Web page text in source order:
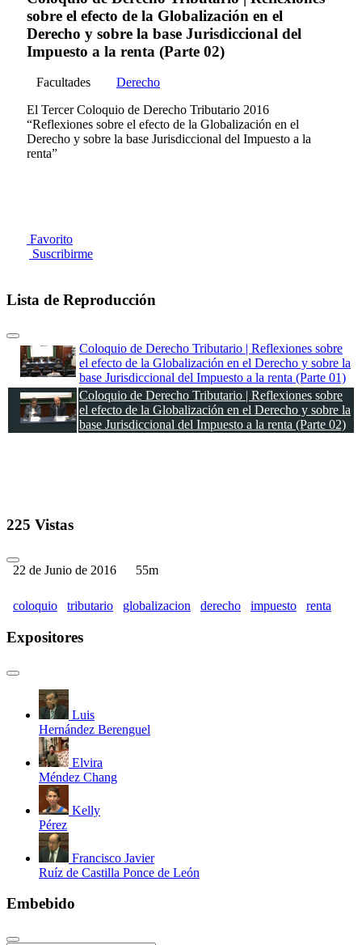
sobre el efecto de la Globalización en el
Derecho y sobre la base Jurisdiccional del
Impuesto a la renta (Parte 02)
Facultades
Derecho
El Tercer Coloquio de Derecho Tributario 2016
“Reflexiones sobre el efecto de la Globalización en el
Derecho y sobre la base Jurisdiccional del Impuesto a la
renta”
Favorito
Suscribirme
Lista de Reproducción
Coloquio de Derecho Tributario | Reflexiones sobre
el efecto de la Globalización en el Derecho y sobre la
base Jurisdiccional del Impuesto a la renta (Parte 01)
Coloquio de Derecho Tributario | Reflexiones sobre
el efecto de la Globalización en el Derecho y sobre la
base Jurisdiccional del Impuesto a la renta (Parte 02)
225 Vistas
22 de Junio de 2016 55m
coloquio tributario globalizacion derecho impuesto renta
Expositores
Luis
Hernández Berenguel
Elvira
Méndez Chang
Kelly
Pérez
Francisco Javier
Ruíz de Castilla Ponce de León
Embebido